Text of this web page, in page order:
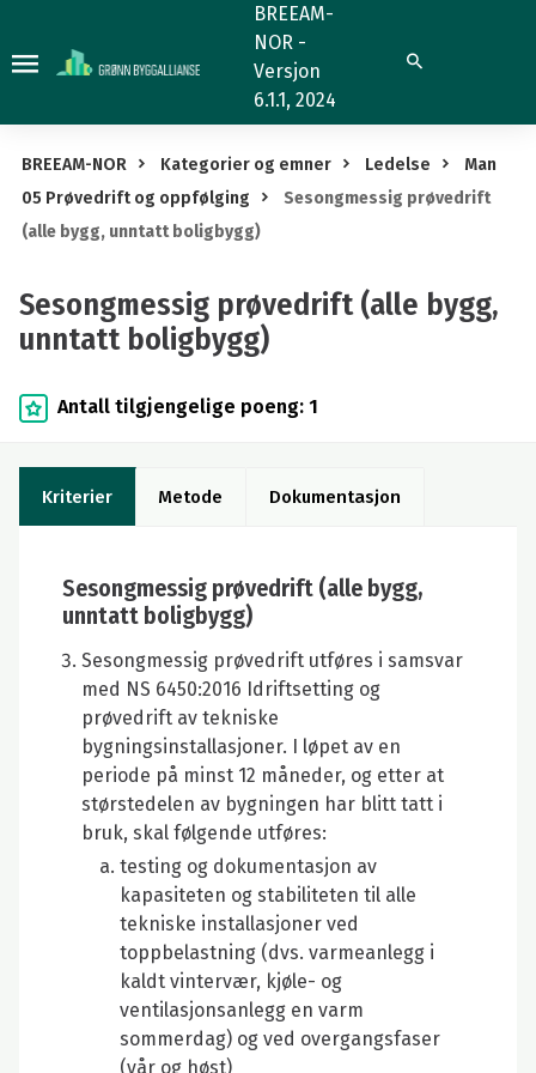
prøvedrift
(alle
bygg,
unntatt
boligbygg)
BREEAM-
NOR -
Versjon
6.1.1, 2024
Søk
BREEAM-NOR Kategorier og emner Ledelse
Man
05 Prøvedrift og oppfølging
Sesongmessig prøvedrift
(alle bygg, unntatt boligbygg)
Sesongmessig prøvedrift (alle bygg,
unntatt boligbygg)
Antall tilgjengelige poeng: 1
Kriterier Metode Dokumentasjon
Sesongmessig prøvedrift (alle bygg,
unntatt boligbygg)
Sesongmessig prøvedrift utføres i samsvar
med NS 6450:2016 Idriftsetting og
prøvedrift av tekniske
bygningsinstallasjoner. I løpet av en
periode på minst 12 måneder, og etter at
størstedelen av bygningen har blitt tatt i
bruk, skal følgende utføres:
testing og dokumentasjon av
kapasiteten og stabiliteten til alle
tekniske installasjoner ved
toppbelastning (dvs. varmeanlegg i
kaldt vintervær, kjøle- og
ventilasjonsanlegg en varm
sommerdag) og ved overgangsfaser
(vår og høst)